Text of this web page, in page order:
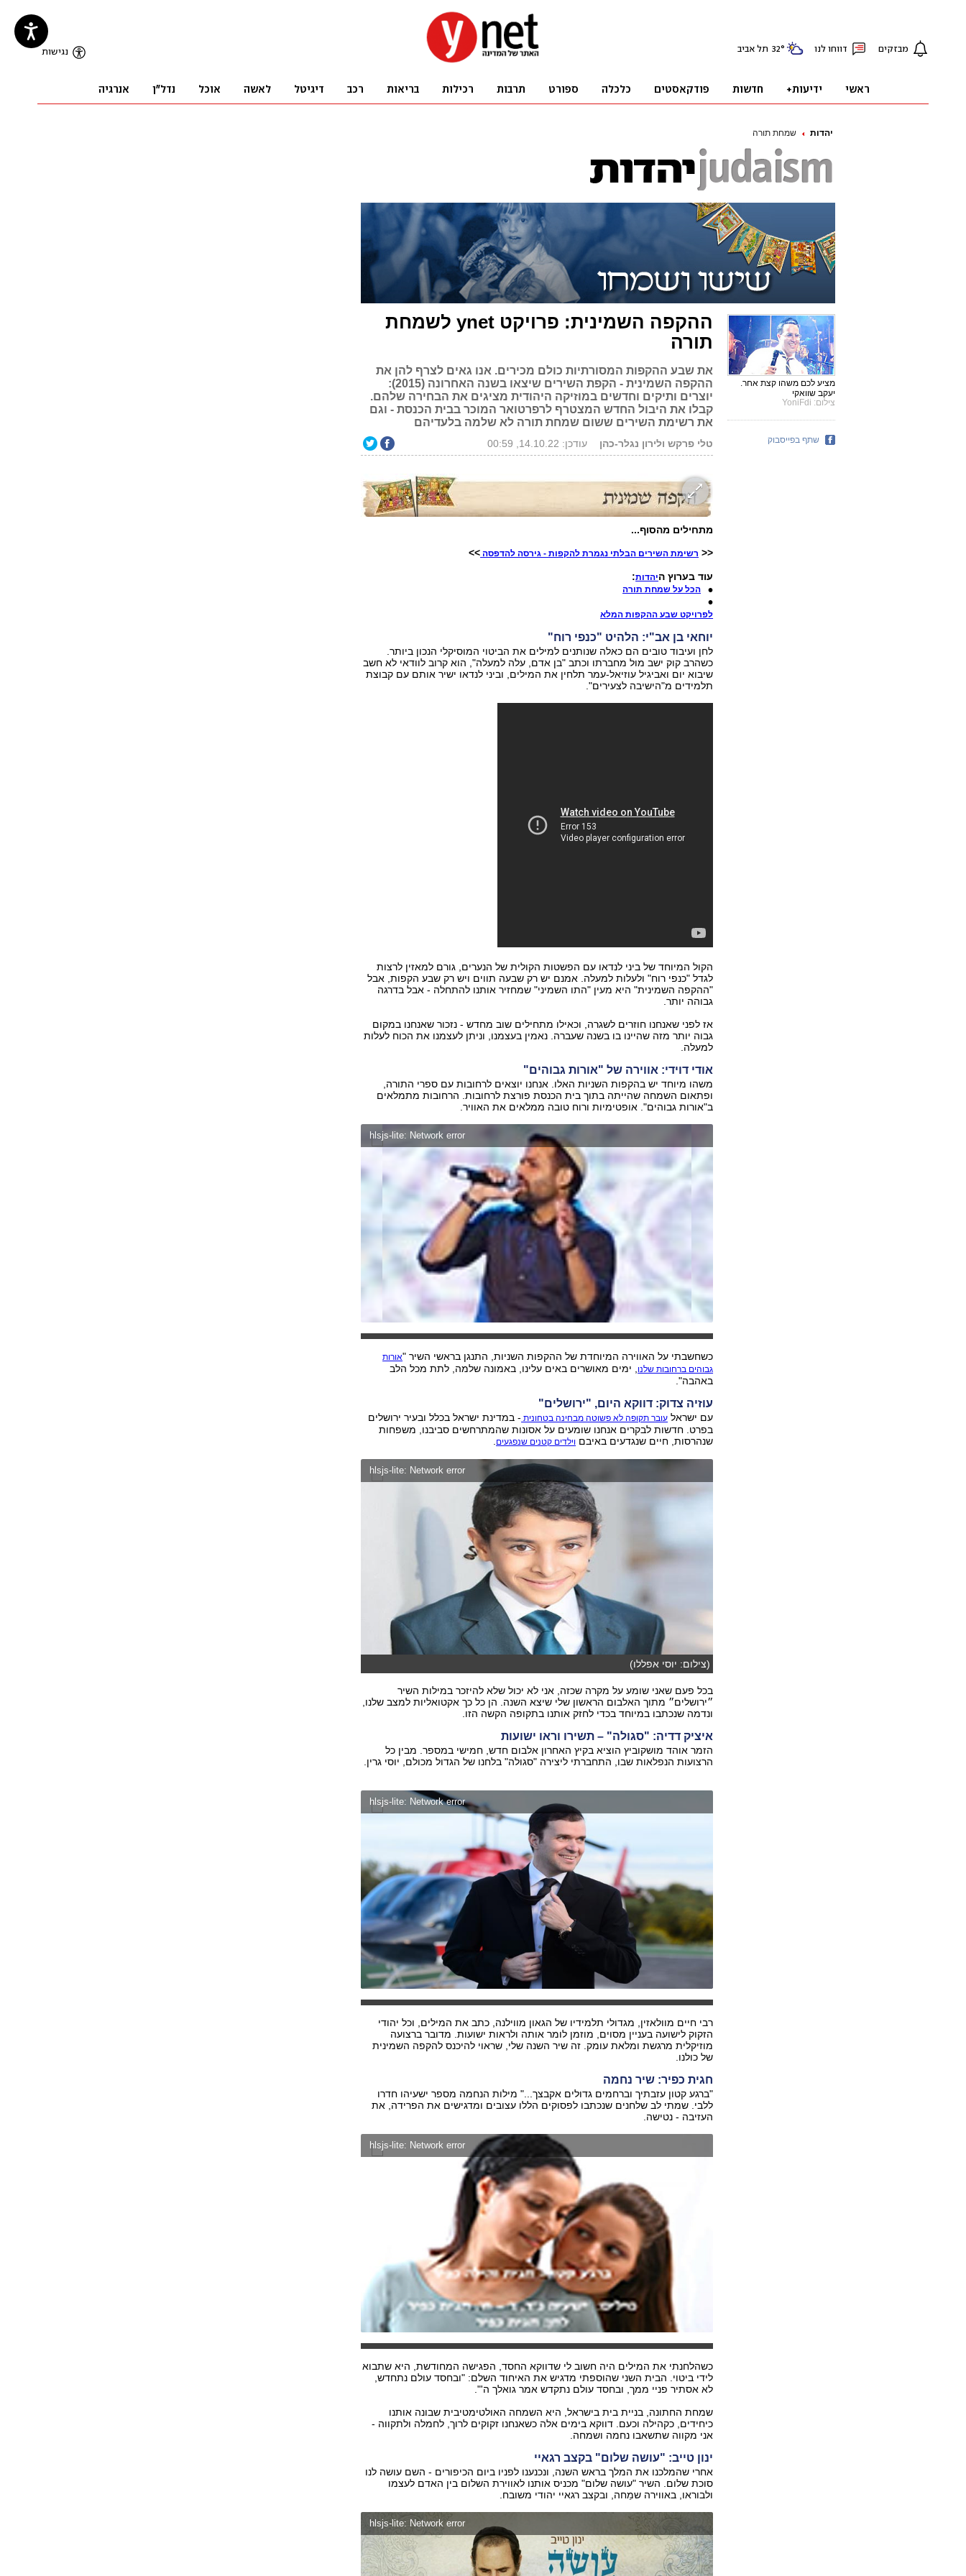
יהדות שמחת תורה
ההקפה השמינית: פרויקט ynet לשמחת
תורה
את שבע ההקפות המסורתיות כולם מכירים. אנו גאים לצרף להן את
ההקפה השמינית - הקפת השירים שיצאו בשנה האחרונה (2015):
יוצרים ותיקים וחדשים במוזיקה היהודית מציגים את הבחירה שלהם.
קבלו את היבול החדש המצטרף לרפרטואר המוכר בבית הכנסת - וגם
את רשימת השירים ששום שמחת תורה לא שלמה בלעדיהם
טלי פרקש ולירון נגלר-כהן עודכן: 14.10.22, 00:59
מתחילים מהסוף...
<< רשימת השירים הבלתי נגמרת להקפות - גירסה להדפסה >>
עוד בערוץ היהדות:
הכל על שמחת תורה
לפרויקט שבע ההקפות המלא
יוחאי בן אב"י: הלהיט "כנפי רוח"
לחן ועיבוד טובים הם כאלה שנותנים למילים את הביטוי המוסיקלי הנכון ביותר.
כשהרב קוק ישב מול מחברתו וכתב "בן אדם, עלה למעלה", הוא קרוב לוודאי לא חשב
שיבוא יום ואביגיל עוזיאל-עמר תלחין את המילים, וביני לנדאו ישיר אותם עם קבוצת
תלמידים מ"הישיבה לצעירים".
הקול המיוחד של ביני לנדאו עם הפשטות הקולית של הנערים, גורם למאזין לרצות
לגדל "כנפי רוח" ולעלות למעלה. אמנם יש רק שבעה תווים ויש רק שבע הקפות, אבל
"ההקפה השמינית" היא מעין "התו השמיני" שמחזיר אותנו להתחלה - אבל בדרגה
גבוהה יותר.
אז לפני שאנחנו חוזרים לשגרה, וכאילו מתחילים שוב מחדש - נזכור שאנחנו במקום
גבוה יותר מזה שהיינו בו בשנה שעברה. נאמין בעצמנו, וניתן לעצמנו את הכוח לעלות
למעלה.
אודי דוידי: אווירה של "אורות גבוהים"
משהו מיוחד יש בהקפות השניות האלו. אנחנו יוצאים לרחובות עם ספרי התורה,
ופתאום השמחה שהייתה בתוך בית הכנסת פורצת לרחובות. הרחובות מתמלאים
ב"אורות גבוהים". אופטימיות ורוח טובה ממלאים את האוויר.
hlsjs-lite: Network error
כשחשבתי על האווירה המיוחדת של ההקפות השניות, התנגן בראשי השיר "אורות
גבוהים ברחובות שלנו
, ימים מאושרים באים עלינו, באמונה שלמה, לתת מכל הלב
באהבה".
עוזיה צדוק: דווקא היום, "ירושלים"
עם ישראל עובר תקופה לא פשוטה מבחינה בטחונית - במדינת ישראל בכלל ובעיר ירושלים
בפרט. חדשות לבקרים אנחנו שומעים על אסונות שהמתרחשים סביבנו, משפחות
שנהרסות, חיים שנגדעים באיבם וילדים קטנים שנפגעים
hlsjs-lite: Network error
(צילום: יוסי אפללו)
בכל פעם שאני שומע על מקרה שכזה, אני לא יכול שלא להיזכר במילות השיר
״ירושלים״ מתוך האלבום הראשון שלי שיצא השנה. הן כל כך אקטואליות למצב שלנו,
ונדמה שנכתבו במיוחד בכדי לחזק אותנו בתקופה הקשה הזו.
איציק דדיה: "סגולה" – תשירו וראו ישועות
הזמר אוהד מושקוביץ הוציא בקיץ האחרון אלבום חדש, חמישי במספר. מבין כל
הרצועות הנפלאות שבו, התחברתי ליצירה "סגולה" בלחנו של הגדול מכולם, יוסי גרין.
hlsjs-lite: Network error
רבי חיים מוולאזין, מגדולי תלמידיו של הגאון מווילנה, כתב את המילים, וכל יהודי
הזקוק לישועה בעניין מסוים, מוזמן לומר אותה ולראות ישועות. מדובר ברצועה
מוזיקלית מרגשת ומלאת עומק. זה שיר השנה שלי, שראוי להיכנס להקפה השמינית
של כולנו.
חגית כפיר: שיר נחמה
"ברגע קטון עזבתיך וברחמים גדולים אקבצך..." מילות הנחמה מספר ישעיהו חדרו
ללבי. שמתי לב שלחנים שנכתבו לפסוקים הללו עצובים ומדגישים את הפרידה, את
העזיבה - נטישה.
hlsjs-lite: Network error
כשהלחנתי את המילים היה חשוב לי שדווקא החסד, הפגישה המחודשת, היא שתבוא
לידי ביטוי. הבית השני שהוספתי מדגיש את האיחוד השלם: "ובחסד עולם נתחדש,
לא אסתיר פניי ממך, ובחסד עולם נתקדש אמר גואלך ה'".
שמחת החתונה, בניית בית בישראל, היא השמחה האולטימטיבית שבונה אותנו
כיחידים, כקהילה וכעם. דווקא בימים אלה כשאנחנו זקוקים לרוך, לחמלה ולתקווה -
אני מקווה שתשאבו נחמה ושמחה.
ינון טייב: "עושה שלום" בקצב רגאיי
אחרי שהמלכנו את המלך בראש השנה, ונכנענו לפניו ביום הכיפורים - השם עושה לנו
סוכת שלום. השיר "עושה שלום" מכניס אותנו לאווירת השלום בין האדם לעצמו
ולבוראו, באווירה שמֵחה, ובקצב רגאיי יהודי משובח.
hlsjs-lite: Network error
מציע לכם משהו קצת אחר.
יעקב שוואקי
צילום: YoniFdi
שתף בפייסבוק